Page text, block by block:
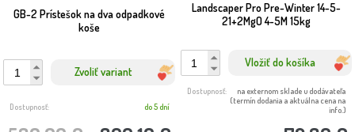
GB-2 Prístešok na dva odpadkové
koše
Zvoliť variant
Dostupnosť: do 5 dní
Landscaper Pro Pre-Winter 14-5-
21+2MgO 4-5M 15kg
Vložiť do košíka
Dostupnosť:
na externom sklade u dodávateľa
(termín dodania a aktuálna cena na
info.)